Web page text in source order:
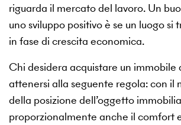
riguarda il mercato del lavoro. Un
uno sviluppo positivo è se un luogo si
in fase di crescita economica.
Chi desidera acquistare un immobile
attenersi alla seguente regola: con il
della posizione dell’oggetto
proporzionalmente anche il comfort